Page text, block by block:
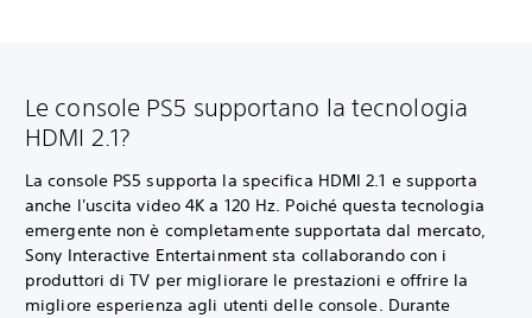
Le console PS5 supportano la tecnologia
HDMI 2.1?
La console PS5 supporta la specifica HDMI 2.1 e supporta
anche l'uscita video 4K a 120 Hz. Poiché questa tecnologia
emergente non è completamente supportata dal mercato,
Sony Interactive Entertainment sta collaborando con i
produttori di TV per migliorare le prestazioni e offrire la
migliore esperienza agli utenti delle console. Durante